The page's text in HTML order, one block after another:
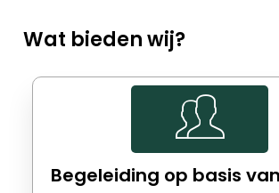
Wat bieden wij?
Begeleiding op basis